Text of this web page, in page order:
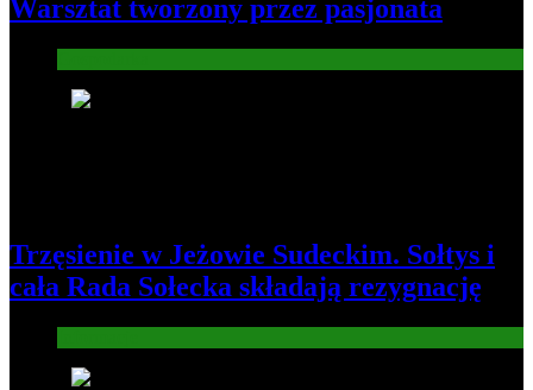
Warsztat tworzony przez pasjonata
Trzęsienie w Jeżowie Sudeckim. Sołtys i
cała Rada Sołecka składają rezygnację